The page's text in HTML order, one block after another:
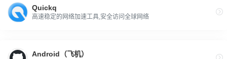
Quickq
高速稳定的网络加速工具,安全访问全球网络
Android（飞机）